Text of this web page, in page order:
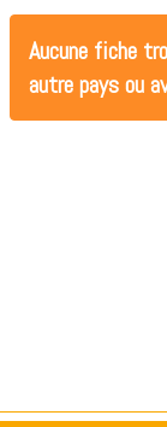
Aucune fiche
autre pays ou